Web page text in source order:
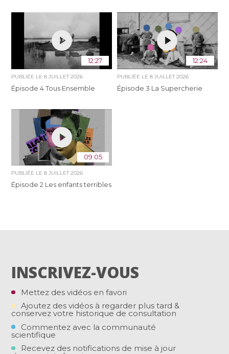
12:27
PUBLIÉE LE8 JUILLET 2026
Épisode 4 Tous Ensemble
12:24
PUBLIÉE LE 8 JUILLET 2026
Épisode 3 La Supercherie
09:05
PUBLIÉE LE8 JUILLET 2026
Épisode 2 Les enfants terribles
INSCRIVEZ-VOUS
Mettez des vidéos en favori
Ajoutez des vidéos à regarder plus tard &
conservez votre historique de consultation
Commentez avec la communauté
scientifique
Recevez des notifications de mise à jour